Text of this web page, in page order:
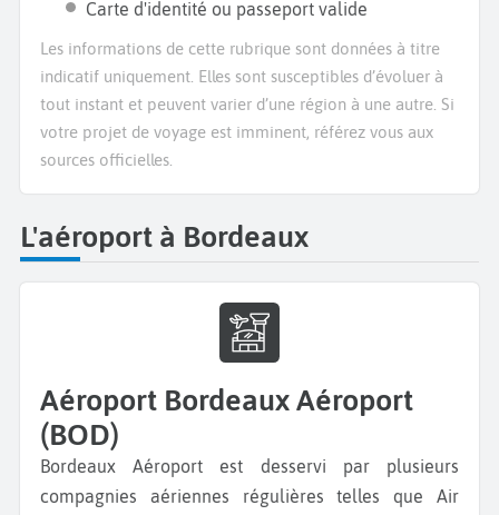
Carte d'identité ou passeport valide
Les informations de cette rubrique sont données à titre
indicatif uniquement. Elles sont susceptibles d’évoluer à
tout instant et peuvent varier d’une région à une autre. Si
votre projet de voyage est imminent, référez vous aux
sources officielles.
L'aéroport à Bordeaux
Aéroport Bordeaux Aéroport
(BOD)
Bordeaux Aéroport est desservi par plusieurs
compagnies aériennes régulières telles que Air